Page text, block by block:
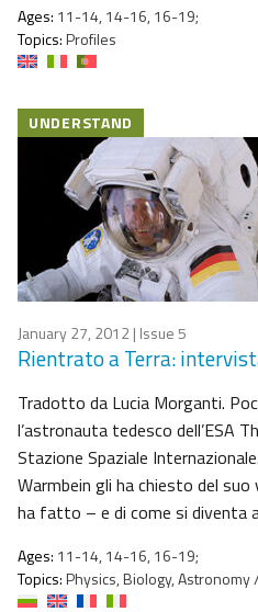
Ages: 11-14, 14-16, 16-19;
Topics:Profiles
UNDERSTAND
January 27, 2012| Issue 5
Rientrato a Terra:
Tradotto da Lucia Morganti.
l’astronauta tedesco dell’ESA
Stazione Spaziale
Warmbein gli ha chiesto del
ha fatto – e di come si diventa
Ages: 11-14, 14-16, 16-19;
Topics:Physics, Biology, Astronomy